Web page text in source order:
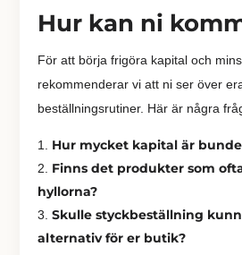
Hur kan ni
För att börja frigöra kapital och
rekommenderar vi att ni ser över
beställningsrutiner. Här är några
Hur mycket kapital är
Finns det produkter som
hyllorna?
Skulle styckbeställning
alternativ för er butik?